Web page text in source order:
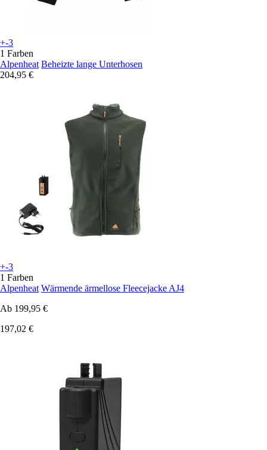
+-3
1 Farben
Alpenheat Beheizte lange Unterhosen
204,95 €
+-3
1 Farben
Alpenheat Wärmende ärmellose Fleecejacke AJ4
Ab 199,95 €
197,02 €